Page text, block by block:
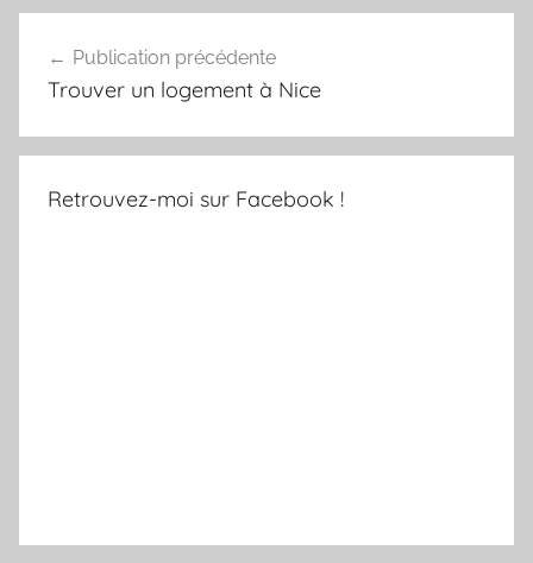
de
Publication précédente
Trouver un logement à Nice
Retrouvez-moi sur Facebook !